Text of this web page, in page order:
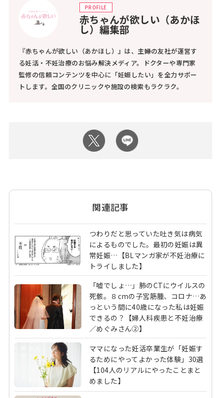
PROFILE
赤ちゃんが欲しい（あかほ
し）編集部
『赤ちゃんが欲しい（あかほし）』は、主婦の友社が運営す
る妊活・不妊治療のお悩み解決メディア。ドクターや専門家
監修の信頼コンテンツを中心に「妊娠したい」を全力サポー
トします。全国のクリニックや施設の検索もラクラク。
関連記事
つわりだと思っていた吐き気は病気
によるものでした。最初の妊娠は異
常妊娠…【BLマンガ家が不妊治療に
トライしました】
「嘘でしょ…」肺のCTにウイルスの
死骸。８cmの子宮筋腫、コロナ…あ
っという間に40歳になった私は妊娠
できるの？【婦人科疾患と不妊治療
／めぐみさん②】
ママになった妊活卒業生が「妊娠す
るためにやってよかった体験」30選
【104人のリアルにやったことまと
めました】